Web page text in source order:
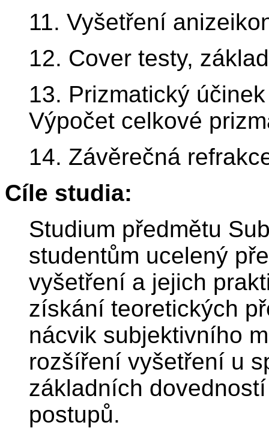
11. Vyšetření
12. Cover testy,
13. Prizmatický
Výpočet celkové
14. Závěrečná
Cíle studia:
Studium předmětu
studentům ucelený
vyšetření a jejich
získání teoretických
nácvik subjektivního
rozšíření vyšetření u
základních
postupů.